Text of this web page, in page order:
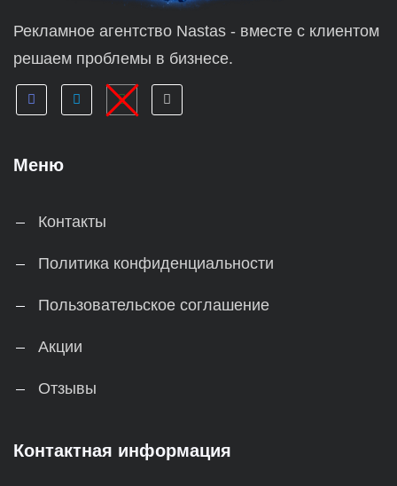
Рекламное агентство Nastas - вместе с клиентом
решаем проблемы в бизнесе.
Меню
Контакты
Политика конфиденциальности
Пользовательское соглашение
Акции
Отзывы
Контактная информация